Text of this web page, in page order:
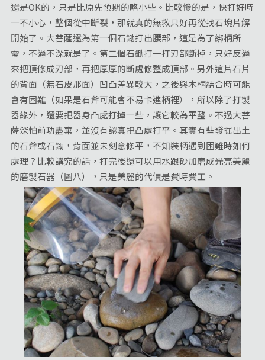
還是OK的，只是比原先預期的略小些。比較慘的是，快打好時
一不小心，整個從中斷裂，那就真的無救只好再從找石塊片解
開始了。大菩薩還為第一個石鋤打出腰部，這是為了綁柄所
需，不過不深就是了。第二個石鋤打一打刃部斷掉，只好反過
來把頂修成刃部，再把厚厚的斷處修整成頂部。另外這片石片
的背面（無石皮那面）凹凸差異較大，之後與木柄結合時可能
會有困難（如果是石斧可能會不易卡進柄裡），所以除了打製
器緣外，還要把器身凸處打掉一些，讓它較為平整。不過大菩
薩深怕前功盡棄，並沒有認真把凸處打平。其實有些發掘出土
的石斧或石鋤，背面並未刻意修平，不知裝柄遇到困難時如何
處理？比較講究的話，打完後還可以用水跟砂加磨成光亮美麗
的磨製石器（圖八），只是美麗的代價是費時費工。